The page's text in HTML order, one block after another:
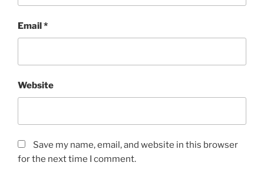
Email*
Website
Save my name, email, and website in this browser
for the next time I comment.